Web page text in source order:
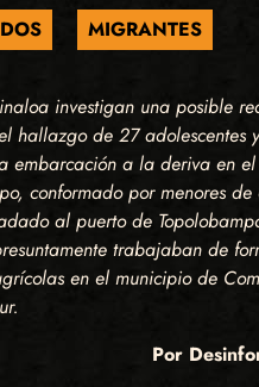
MIGRANTES
investigan una posible
hallazgo de 27 adolescentes
embarcación a la deriva en
conformado por menores de
al puerto de
trabajaban de
en el municipio de
Por